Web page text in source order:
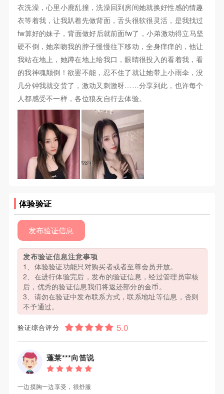
衣洗澡，心里小鹿乱撞，洗澡回到房间她就换好性感的情趣
衣等着我，让我趴着先做背面，舌头很软很灵活，是我找过
fw算好的妹子，背面做好后就前面fw了，小弟激动得立马坚
硬不倒，她亲吻我的脖子慢慢往下移动，全身痒痒的，他让
我站在地上，她蹲在地上给我口，眼睛很投入的看着我，看
的我神魂颠倒！欲罢不能，忍不住了就让她带上小雨伞，没
几分钟我就交货了，激动又刺激呀……分享到此，也许每个
人都感受不一样，各位狼友自行去体验。
体验验证
发布验证信息
发布验证信息注意事项
1、体验验证功能只对购买者或者至尊会员开放。
2、在进行体验完后，发布的验证信息，经过管理员审核
后，优秀的验证信息我们将返还部分的金币。
3、请勿在验证中发布联系方式，联系地址等信息，否则
不予通过。
验证综合评分
蓬莱***向笛说
一边摸胸一边享受，很舒服